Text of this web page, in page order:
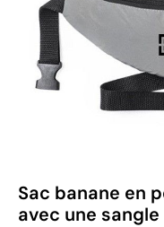
Sac banane en
avec une